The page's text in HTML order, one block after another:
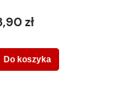
zł
Do koszyka